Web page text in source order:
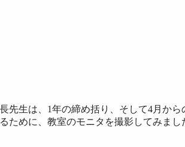
先生は、1年の締め括り、そして4月か
ために、教室のモニタを撮影してみまし